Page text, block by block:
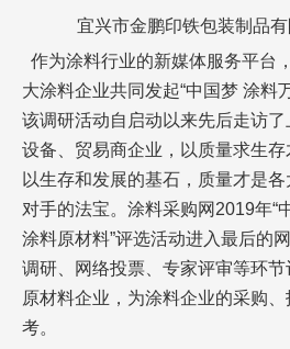
宜兴市金鹏印铁包装制品
作为涂料行业的新媒体服务平台
大涂料企业共同发起“中国梦 涂料
该调研活动自启动以来先后走访了
设备、贸易商企业，以质量求生
以生存和发展的基石，质量才是
对手的法宝。涂料采购网2019年“
涂料原材料”评选活动进入最后的
调研、网络投票、专家评审等环
原材料企业，为涂料企业的采购
考。